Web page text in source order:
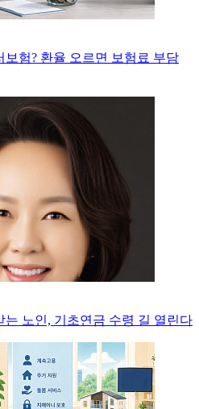
보험? 환율 오르면 보험료 부담
는 노인, 기초연금 수령 길 열린다